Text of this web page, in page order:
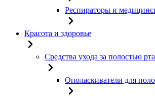
Респираторы и
Красота и здоровье
Средства ухода за полостью рта
Ополаскиватели для